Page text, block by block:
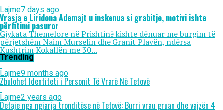
Lajme7 days ago
Vrasja e Liridona Ademajt u inskenua si grabitje, motivi ishte
përfitimi pasuror
Gjykata Themelore në Prishtinë kishte dënuar me burgim të
përjetshëm Naim Murselin dhe Granit Plavën, ndërsa
Kushtrim Kokallën me 30...
Trending
Lajme9 months ago
Zbulohet Identiteti i Personit Të Vrarë Në Tetovë
Lajme2 years ago
Detaje nga ngjarja tronditëse në Tetovë: Burri vrau gruan dhe vajzën 4